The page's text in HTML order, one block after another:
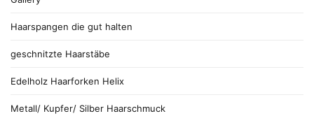
Haarspangen die gut halten
geschnitzte Haarstäbe
Edelholz Haarforken Helix
Metall/ Kupfer/ Silber Haarschmuck